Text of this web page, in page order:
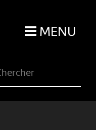
MENU